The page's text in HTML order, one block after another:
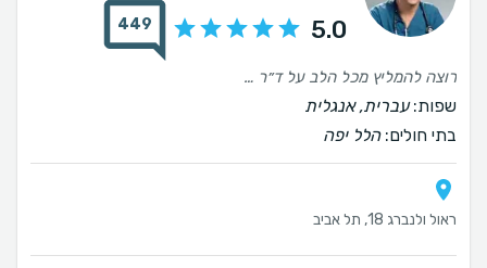
5.0
449
רוצה להמליץ מכל הלב על ד״ר רותם צור ❤️ זה כבר הניתוח השני שאני עושה אצלו, והפעם עברתי הקטנת חזה. גם הפעם קיבלתי יחס חם, אישי ומקצועי לאורך כל הדרך, עם הרבה סבלנות, הקשבה וזמינות לכל שאלה. אני מאוד מרוצה מהתוצאה ומהדרך שבה הכול התנהל, והתוצאה יצאה אפילו יותר יפה ממה שדמיינתי. שמחה שבחרתי בו שוב וממליצה עליו מכל הלב ❤
שפות:עברית, אנגלית
בתי חולים:הלל יפה
ראול ולנברג 18, תל אביב